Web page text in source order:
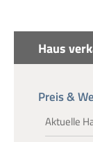
Haus
Preis &
Aktuelle